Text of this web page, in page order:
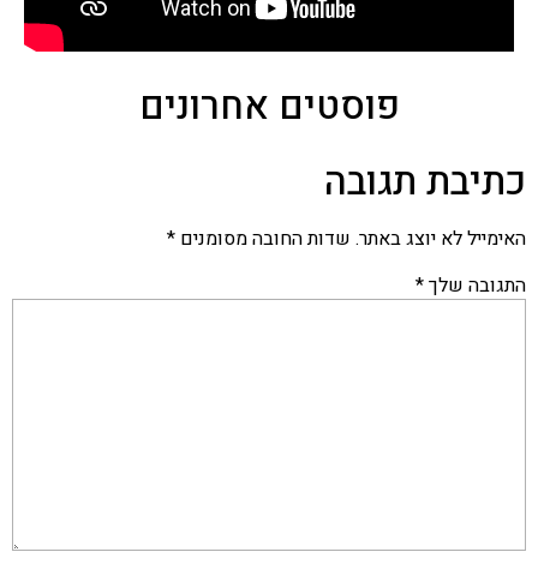
פוסטים אחרונים
כתיבת תגובה
האימייל לא יוצג באתר. שדות החובה מסומנים *
התגובה שלך*